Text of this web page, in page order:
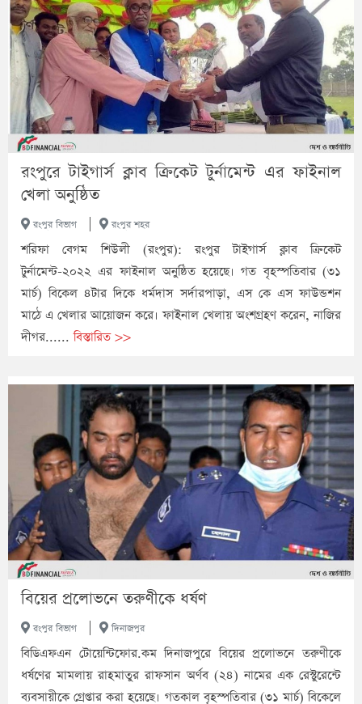
রংপুরে টাইগার্স ক্লাব ক্রিকেট টুর্নামেন্ট এর ফাইনাল
খেলা অনুষ্ঠিত
রংপুর বিভাগ রংপুর শহর
শরিফা বেগম শিউলী (রংপুর): রংপুর টাইগার্স ক্লাব ক্রিকেট
টুর্নামেন্ট-২০২২ এর ফাইনাল অনুষ্ঠিত হয়েছে। গত বৃহস্পতিবার (৩১
মার্চ) বিকেল ৪টার দিকে ধর্মদাস সর্দারপাড়া, এস কে এস ফাউন্ডশন
মাঠে এ খেলার আয়োজন করে। ফাইনাল খেলায় অংশগ্রহণ করেন, নাজির
দীগর......বিস্তারিত >>
বিয়ের প্রলোভনে তরুণীকে ধর্ষণ
রংপুর বিভাগ দিনাজপুর
বিডিএফএন টোয়েন্টিফোর.কম দিনাজপুরে বিয়ের প্রলোভনে তরুণীকে
ধর্ষণের মামলায় রাহমাতুর রাফসান অর্ণব (২৪) নামের এক রেস্টুরেন্টে
ব্যবসায়ীকে গ্রেপ্তার করা হয়েছে। গতকাল বৃহস্পতিবার (৩১ মার্চ) বিকেলে